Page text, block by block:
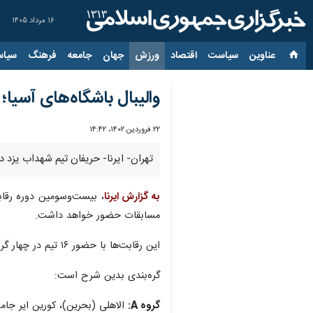
۱۶ مرداد ۱۴۰۵
عناوین‌ سیاست اقتصاد ورزش جهان جامعه فرهنگ
والیبال باشگاه‌های
۲۲ فروردین ۱۴۰۲، ۱۴:۴۲